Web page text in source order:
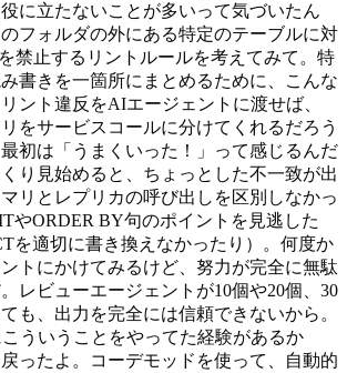
に立たないことが多いって気づいたん
フォルダの外にある特定のテーブルに対
禁止するリントルールを考えてみて。特
書きを一箇所にまとめるために、こんな
ント違反をAIエージェントに渡せば、
をサービスコールに分けてくれるだろう
初は「うまくいった！」って感じるんだ
り見始めると、ちょっとした不一致が出
リとレプリカの呼び出しを区別しなかっ
やORDER BY句のポイントを見逃した
を適切に書き換えなかったり）。何度か
トにかけてみるけど、努力が完全に無駄
レビューエージェントが10個や20個、30
も、出力を完全には信頼できないから。
ういうことをやってた経験があるか
ったよ。コーデモッドを使って、自動的